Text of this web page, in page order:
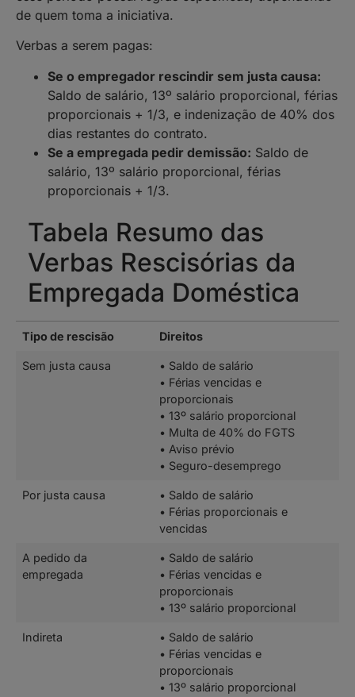
de quem toma a iniciativa.
Verbas a serem pagas:
Se o empregador rescindir sem justa causa:
Saldo de salário, 13º salário proporcional, férias
proporcionais + 1/3, e indenização de 40% dos
dias restantes do contrato.
Se a empregada pedir demissão: Saldo de
salário, 13º salário proporcional, férias
proporcionais + 1/3.
Tabela Resumo das
Verbas Rescisórias da
Empregada Doméstica
Tipo de rescisão Direitos
Sem justa causa
• Saldo de salário
• Férias vencidas e
proporcionais
• 13º salário proporcional
• Multa de 40% do FGTS
• Aviso prévio
• Seguro-desemprego
Por justa causa
• Saldo de salário
• Férias proporcionais e
vencidas
A pedido da
empregada
• Saldo de salário
• Férias vencidas e
proporcionais
• 13º salário proporcional
Indireta
• Saldo de salário
• Férias vencidas e
proporcionais
• 13º salário proporcional